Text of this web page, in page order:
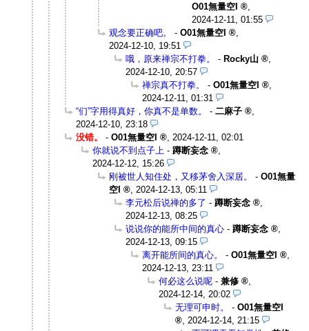
O01無量空I
2024-12-11, 01:55
观念要正确吧。
- O01無量空I
2024-12-10, 19:51
哦，原来禅宗不打拳。
- Rocky山
2024-12-10, 20:57
禅宗真不打拳。
- O01無量空I
2024-12-11, 01:31
“们”字用得真好，你真不是单数。
- 二麻子
2024-12-10, 23:18
没错。
- O01無量空I
2024-12-11, 02:01
你就说不到点子上 - 蹲断妄念
2024-12-12, 15:26
刚被世人知住处，又移茅舍入深居。
- O01無量
空I
2024-12-13, 05:11
李元松后说禅的多了 - 蹲断妄念
2024-12-13, 08:25
说说你的能所中间的真心 - 蹲断妄念
2024-12-13, 09:15
离开能所间的真心。
- O01無量空I
2024-12-13, 23:11
何必这么说呢 - 兼修
2024-12-14, 20:02
无理可申时。
- O01無量空I
2024-12-14, 21:15